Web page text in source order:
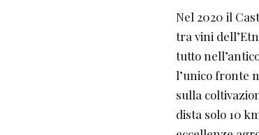
Nel 2020 il
tra vini
tutto
l’unico fronte
sulla
dista solo 10